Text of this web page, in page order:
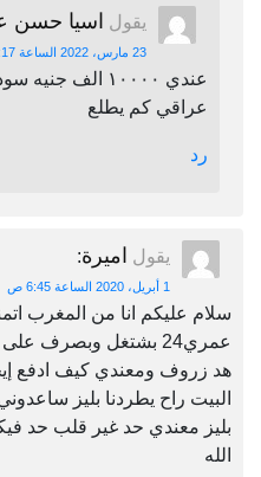
يقول اسيا حسن
23 مارس، 2022 الساعة 11:17 ص
عندي ١٠٠٠٠ الف
عراقي كم يطلع
رد
يقول اميرة:
1 أبريل، 2020 الساعة 6:45 ص
سلام عليكم انا من المغرب
عمري24 بشتغل
هد زروف ومعندي كيف ادفع
البيت راح يطردنا بليز
بليز معندي حد غير قلب حد
الله